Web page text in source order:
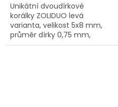
Unikátní dvoudírkové
korálky ZOLIDUO levá
varianta, velikost 5x8 mm,
průměr dírky 0,75 mm,
obsah balení 20 ks nebo